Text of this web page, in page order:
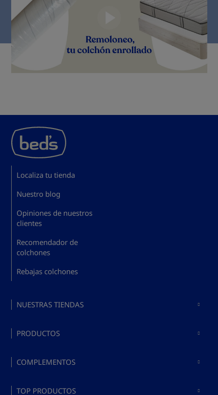
Localiza tu tienda
Nuestro blog
Opiniones de nuestros
clientes
Recomendador de
colchones
Rebajas colchones
NUESTRAS TIENDAS
Colchones en Valencia
PRODUCTOS
Comprar colchón y canapé
COMPLEMENTOS
TOP PRODUCTOS